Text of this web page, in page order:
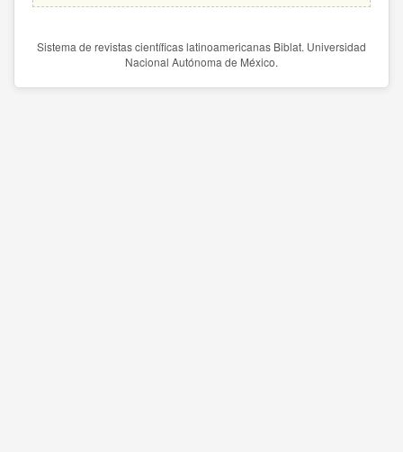
Sistema de revistas científicas latinoamericanas Biblat. Universidad
Nacional Autónoma de México.